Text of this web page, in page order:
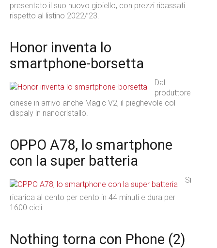
presentato il suo nuovo gioiello, con prezzi ribassati
rispetto al listino 2022/’23.
Honor inventa lo
smartphone-borsetta
Dal
produttore
cinese in arrivo anche Magic V2, il pieghevole col
dispaly in nanocristallo.
OPPO A78, lo smartphone
con la super batteria
Si
ricarica al cento per cento in 44 minuti e dura per
1600 cicli.
Nothing torna con Phone (2)